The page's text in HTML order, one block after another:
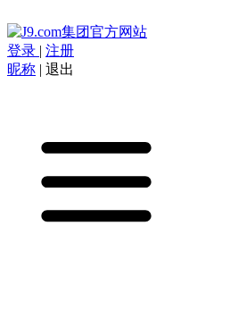
登录 | 注册
昵称 | 退出